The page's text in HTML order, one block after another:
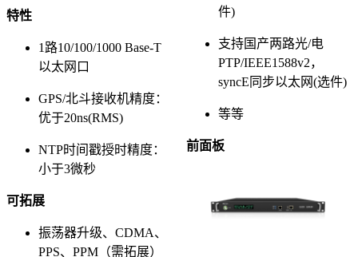
特性
1路10/100/1000 Base-T
以太网口
GPS/北斗接收机精度：
优于20ns(RMS)
NTP时间戳授时精度：
小于3微秒
可拓展
振荡器升级、CDMA、
PPS、PPM（需拓展）
件)
支持国产两路光/电
PTP/IEEE1588v2，
syncE同步以太网(选件)
等等
前面板